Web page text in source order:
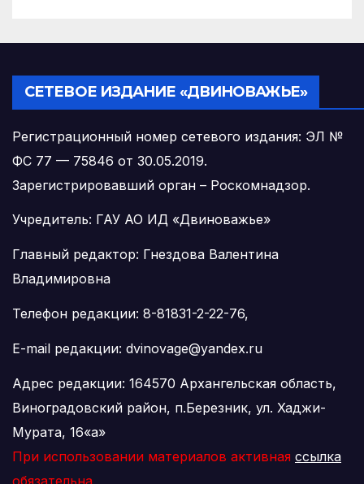
СЕТЕВОЕ ИЗДАНИЕ «ДВИНОВАЖЬЕ»
Регистрационный номер сетевого издания: ЭЛ №
ФС 77 — 75846 от 30.05.2019.
Зарегистрировавший орган – Роскомнадзор.
Учредитель: ГАУ АО ИД «Двиноважье»
Главный редактор: Гнездова Валентина
Владимировна
Телефон редакции: 8-81831-2-22-76,
E-mail редакции: dvinovage@yandex.ru
Адрес редакции: 164570 Архангельская область,
Виноградовский район, п.Березник, ул. Хаджи-
Мурата, 16«а»
При использовании материалов активная ссылка
обязательна